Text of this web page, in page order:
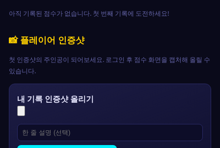
아직 기록된 점수가 없습니다. 첫 번째 기록에 도전하세요!
📸 플레이어 인증샷
첫 인증샷의 주인공이 되어보세요. 로그인 후 점수 화면을 캡처해 올릴 수
있습니다.
내 기록 인증샷 올리기